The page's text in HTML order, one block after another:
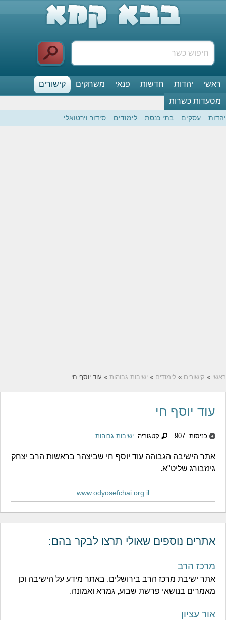
ראשי יהדות חדשות פנאי משחקים
קישורים
מסעדות כשרות
יהדות עסקים בתי כנסת לימודים סידור וירטואלי
ראשי » קישורים » לימודים » ישיבות גבוהות » עוד יוסף חי
עוד יוסף חי
כניסות: 907 קטגוריה: ישיבות גבוהות
אתר הישיבה הגבוהה עוד יוסף חי שביצהר בראשות הרב יצחק
גינזבורג שליט"א.
www.odyosefchai.org.il
אתרים נוספים שאולי תרצו לבקר בהם:
מרכז הרב
אתר ישיבת מרכז הרב בירושלים. באתר מידע על הישיבה וכן
מאמרים בנושאי פרשת שבוע, גמרא ואמונה.
אור עציון